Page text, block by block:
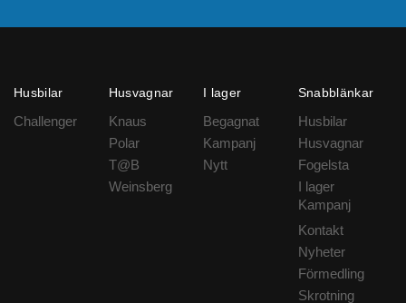
Husbilar
Challenger
Husvagnar
Knaus
Polar
T@B
Weinsberg
I lager
Begagnat
Kampanj
Nytt
Snabblänkar
Husbilar
Husvagnar
Fogelsta
I lager
Kampanj
Kontakt
Nyheter
Förmedling
Skrotning